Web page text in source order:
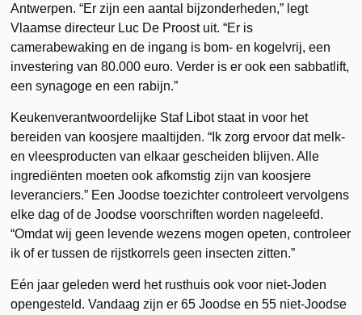
Antwerpen. “Er zijn een aantal bijzonderheden,” legt
Vlaamse directeur Luc De Proost uit. “Er is
camerabewaking en de ingang is bom- en kogelvrij, een
investering van 80.000 euro. Verder is er ook een sabbatlift,
een synagoge en een rabijn.”
Keukenverantwoordelijke Staf Libot staat in voor het
bereiden van koosjere maaltijden. “Ik zorg ervoor dat melk-
en vleesproducten van elkaar gescheiden blijven. Alle
ingrediënten moeten ook afkomstig zijn van koosjere
leveranciers.” Een Joodse toezichter controleert vervolgens
elke dag of de Joodse voorschriften worden nageleefd.
“Omdat wij geen levende wezens mogen opeten, controleer
ik of er tussen de rijstkorrels geen insecten zitten.”
Eén jaar geleden werd het rusthuis ook voor niet-Joden
opengesteld. Vandaag zijn er 65 Joodse en 55 niet-Joodse